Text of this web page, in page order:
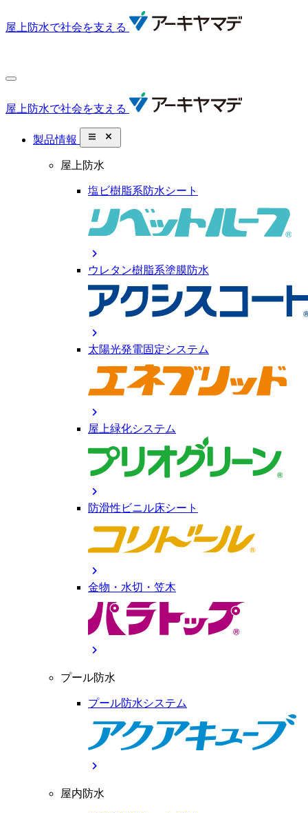
屋上防水で社会を支える
屋上防水で社会を支える
製品情報 close_small
屋上防水
塩ビ樹脂系防水シート
chevron_right
ウレタン樹脂系塗膜防水
chevron_right
太陽光発電固定システム
chevron_right
屋上緑化システム
chevron_right
防滑性ビニル床シート
chevron_right
金物・水切・笠木
chevron_right
プール防水
プール防水システム
chevron_right
屋内防水